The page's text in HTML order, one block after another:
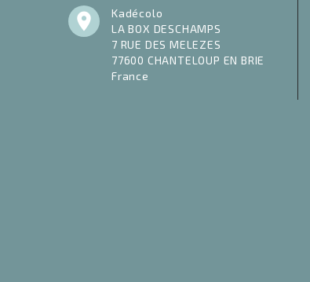

Kadécolo
LA BOX DESCHAMPS
7 RUE DES MELEZES
77600 CHANTELOUP EN BRIE
France